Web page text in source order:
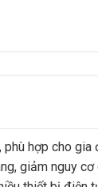
hợp cho gia
giảm nguy